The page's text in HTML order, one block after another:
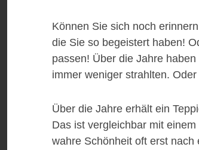
Können Sie sich noch
die Sie so begeistert haben!
passen! Über die Jahre
immer weniger strahlten.
Über die Jahre erhält ein
Das ist vergleichbar mit
wahre Schönheit oft erst